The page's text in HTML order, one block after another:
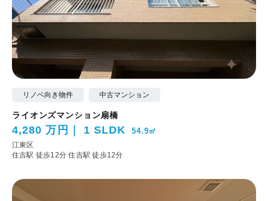
リノベ向き物件 中古マンション
ライオンズマンション扇橋
4,280 万円 1 SLDK 54.9㎡
江東区
住吉駅 徒歩12分住吉駅 徒歩12分